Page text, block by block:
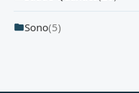
Sono(5)